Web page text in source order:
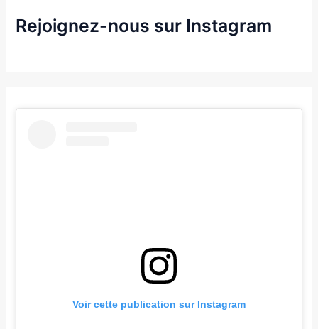
Rejoignez-nous sur Instagram
Voir cette publication sur Instagram